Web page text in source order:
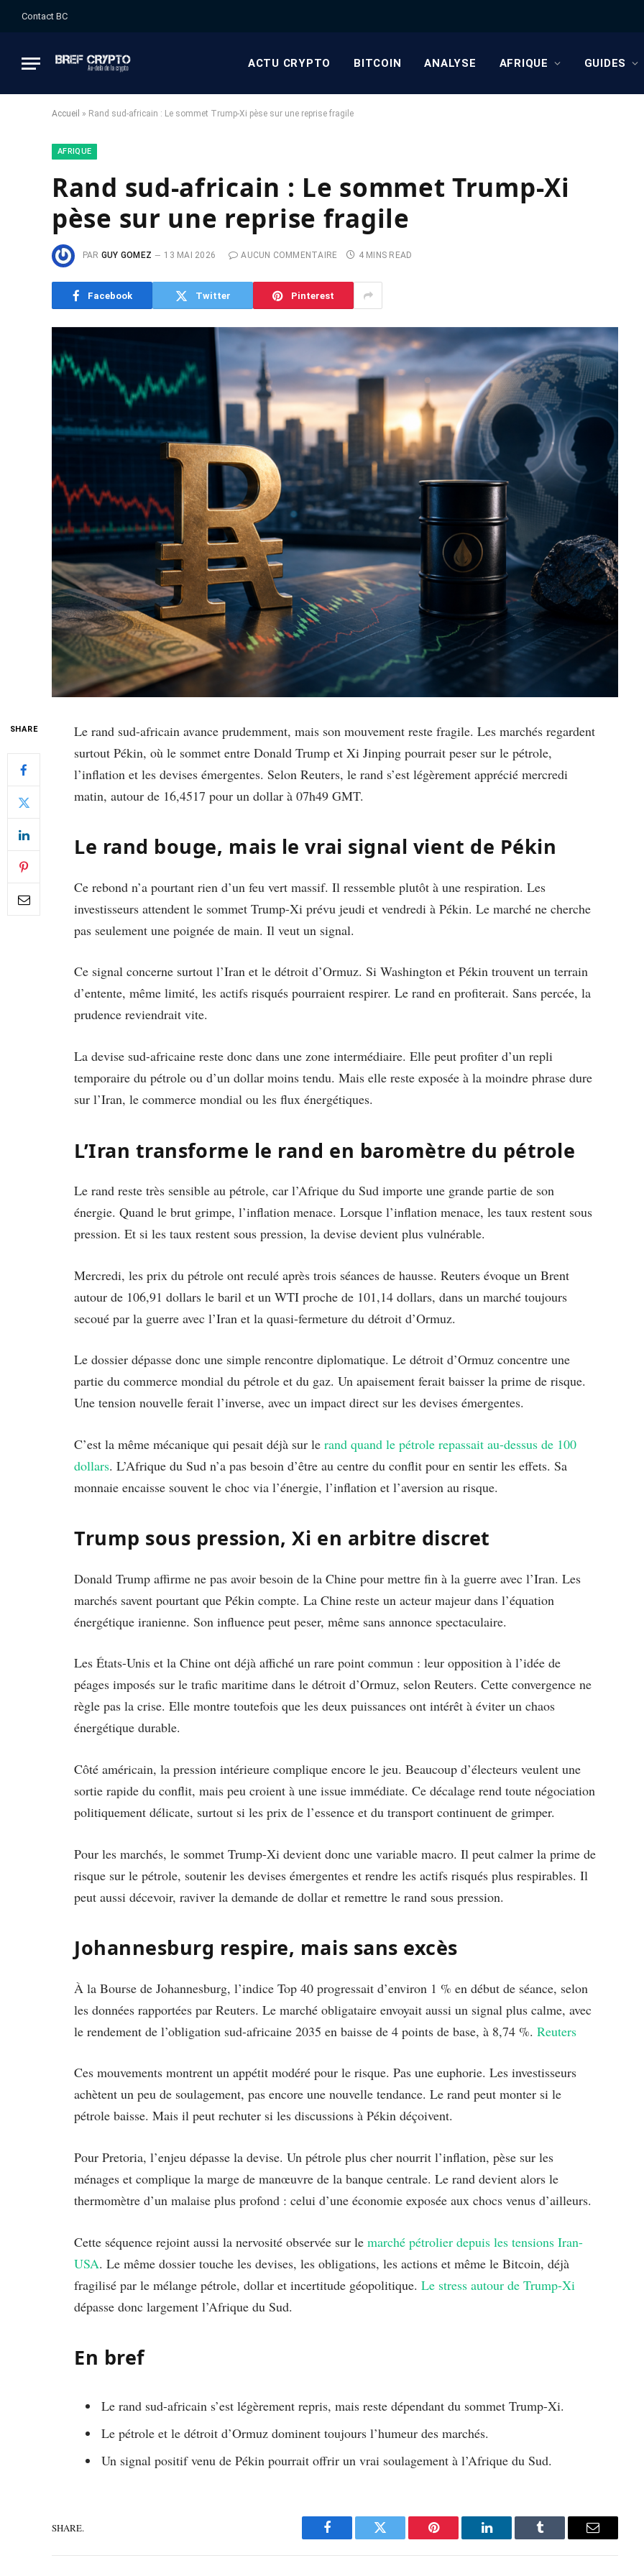
Contact BC
ACTU CRYPTO BITCOIN ANALYSE AFRIQUE GUIDES
Accueil » Rand sud-africain : Le sommet Trump-Xi pèse sur une reprise fragile
AFRIQUE
Rand sud-africain : Le sommet Trump-Xi
pèse sur une reprise fragile
PAR GUY GOMEZ 13 MAI 2026 AUCUN COMMENTAIRE 4 MINS READ
Facebook Twitter Pinterest
SHARE
Le rand sud-africain avance prudemment, mais son mouvement reste fragile. Les marchés regardent
surtout Pékin, où le sommet entre Donald Trump et Xi Jinping pourrait peser sur le pétrole,
l’inflation et les devises émergentes. Selon Reuters, le rand s’est légèrement apprécié mercredi
matin, autour de 16,4517 pour un dollar à 07h49 GMT.
Le rand bouge, mais le vrai signal vient de Pékin
Ce rebond n’a pourtant rien d’un feu vert massif. Il ressemble plutôt à une respiration. Les
investisseurs attendent le sommet Trump-Xi prévu jeudi et vendredi à Pékin. Le marché ne cherche
pas seulement une poignée de main. Il veut un signal.
Ce signal concerne surtout l’Iran et le détroit d’Ormuz. Si Washington et Pékin trouvent un terrain
d’entente, même limité, les actifs risqués pourraient respirer. Le rand en profiterait. Sans percée, la
prudence reviendrait vite.
La devise sud-africaine reste donc dans une zone intermédiaire. Elle peut profiter d’un repli
temporaire du pétrole ou d’un dollar moins tendu. Mais elle reste exposée à la moindre phrase dure
sur l’Iran, le commerce mondial ou les flux énergétiques.
L’Iran transforme le rand en baromètre du pétrole
Le rand reste très sensible au pétrole, car l’Afrique du Sud importe une grande partie de son
énergie. Quand le brut grimpe, l’inflation menace. Lorsque l’inflation menace, les taux restent sous
pression. Et si les taux restent sous pression, la devise devient plus vulnérable.
Mercredi, les prix du pétrole ont reculé après trois séances de hausse. Reuters évoque un Brent
autour de 106,91 dollars le baril et un WTI proche de 101,14 dollars, dans un marché toujours
secoué par la guerre avec l’Iran et la quasi-fermeture du détroit d’Ormuz.
Le dossier dépasse donc une simple rencontre diplomatique. Le détroit d’Ormuz concentre une
partie du commerce mondial du pétrole et du gaz. Un apaisement ferait baisser la prime de risque.
Une tension nouvelle ferait l’inverse, avec un impact direct sur les devises émergentes.
C’est la même mécanique qui pesait déjà sur le rand quand le pétrole repassait au-dessus de 100
dollars. L’Afrique du Sud n’a pas besoin d’être au centre du conflit pour en sentir les effets. Sa
monnaie encaisse souvent le choc via l’énergie, l’inflation et l’aversion au risque.
Trump sous pression, Xi en arbitre discret
Donald Trump affirme ne pas avoir besoin de la Chine pour mettre fin à la guerre avec l’Iran. Les
marchés savent pourtant que Pékin compte. La Chine reste un acteur majeur dans l’équation
énergétique iranienne. Son influence peut peser, même sans annonce spectaculaire.
Les États-Unis et la Chine ont déjà affiché un rare point commun : leur opposition à l’idée de
péages imposés sur le trafic maritime dans le détroit d’Ormuz, selon Reuters. Cette convergence ne
règle pas la crise. Elle montre toutefois que les deux puissances ont intérêt à éviter un chaos
énergétique durable.
Côté américain, la pression intérieure complique encore le jeu. Beaucoup d’électeurs veulent une
sortie rapide du conflit, mais peu croient à une issue immédiate. Ce décalage rend toute négociation
politiquement délicate, surtout si les prix de l’essence et du transport continuent de grimper.
Pour les marchés, le sommet Trump-Xi devient donc une variable macro. Il peut calmer la prime de
risque sur le pétrole, soutenir les devises émergentes et rendre les actifs risqués plus respirables. Il
peut aussi décevoir, raviver la demande de dollar et remettre le rand sous pression.
Johannesburg respire, mais sans excès
À la Bourse de Johannesburg, l’indice Top 40 progressait d’environ 1 % en début de séance, selon
les données rapportées par Reuters. Le marché obligataire envoyait aussi un signal plus calme, avec
le rendement de l’obligation sud-africaine 2035 en baisse de 4 points de base, à 8,74 %. Reuters
Ces mouvements montrent un appétit modéré pour le risque. Pas une euphorie. Les investisseurs
achètent un peu de soulagement, pas encore une nouvelle tendance. Le rand peut monter si le
pétrole baisse. Mais il peut rechuter si les discussions à Pékin déçoivent.
Pour Pretoria, l’enjeu dépasse la devise. Un pétrole plus cher nourrit l’inflation, pèse sur les
ménages et complique la marge de manœuvre de la banque centrale. Le rand devient alors le
thermomètre d’un malaise plus profond : celui d’une économie exposée aux chocs venus d’ailleurs.
Cette séquence rejoint aussi la nervosité observée sur le marché pétrolier depuis les tensions Iran-
USA. Le même dossier touche les devises, les obligations, les actions et même le Bitcoin, déjà
fragilisé par le mélange pétrole, dollar et incertitude géopolitique. Le stress autour de Trump-Xi
dépasse donc largement l’Afrique du Sud.
En bref
Le rand sud-africain s’est légèrement repris, mais reste dépendant du sommet Trump-Xi.
Le pétrole et le détroit d’Ormuz dominent toujours l’humeur des marchés.
Un signal positif venu de Pékin pourrait offrir un vrai soulagement à l’Afrique du Sud.
SHARE.
Facebook Twitter Pinterest LinkedIn Tumblr Email